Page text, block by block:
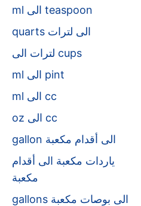
ml الى teaspoon
quarts الى لترات
لترات الى cups
ml الى pint
ml الى cc
oz الى cc
gallon الى أقدام مكعبة
ياردات مكعبة الى أقدام
مكعبة
gallons الى بوصات مكعبة